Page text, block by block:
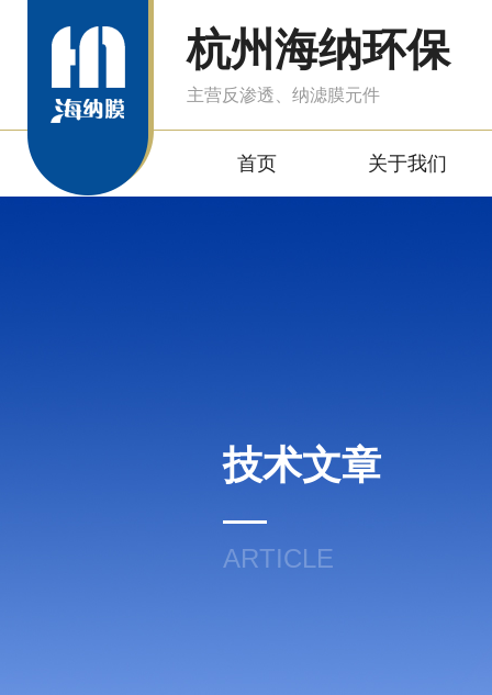
杭州海纳环保
主营反渗透、纳滤膜元件
首页 关于我们
技术文章
ARTICLE